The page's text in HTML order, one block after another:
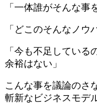
「一体誰がそんな事
「どこのそんなノウ
「今も不足している
余裕はない」
こんな事を議論のさ
斬新なビジネスモデ